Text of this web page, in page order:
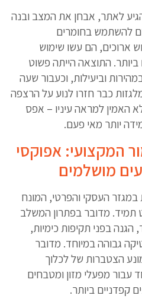
לאתר, אבחן את המצב ובנה
להשתמש בחומרים
ארוכים, הם עשו שימוש
ביותר. התוצאה הייתה פשוט
וביעילות, וכעבור שעה
כבר חזרו לנוע על הרצפה
למראה עיניו – אפס
יותר מאי פעם.
המקצועי: אפוקסי
מושלמים
העסקי והפרטי, המונח
מדובר בפתרון המשלב
בפני תקיפות כימיות,
גבוהה במיוחד. מדובר
הצטברות של לכלוך
עבור מפעלי מזון ומטבחים
קפדניים ביותר.